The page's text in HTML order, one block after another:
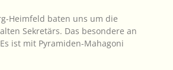
Heimfeld baten uns um die
Sekretärs. Das besondere an
ist mit Pyramiden-Mahagoni